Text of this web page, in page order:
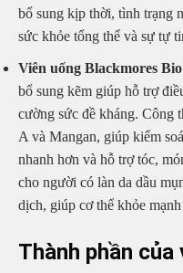
bổ sung kịp thời, tình trạng
sức khỏe tổng thể và sự tự
Viên uống Blackmores
bổ sung kẽm giúp hỗ trợ
cường sức đề kháng. Công
A và Mangan, giúp kiểm
nhanh hơn và hỗ trợ tóc,
cho người có làn da dầu
dịch, giúp cơ thể khỏe
Thành phần của